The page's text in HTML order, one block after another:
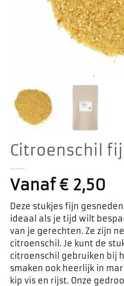
Citroenschil
Vanaf€2,50
Deze stukjes fijn
ideaal als je tijd wilt
van je gerechten. Ze zijn
citroenschil. Je kunt de
citroenschil gebruiken bij
smaken ook heerlijk in
kip vis en rijst. Onze